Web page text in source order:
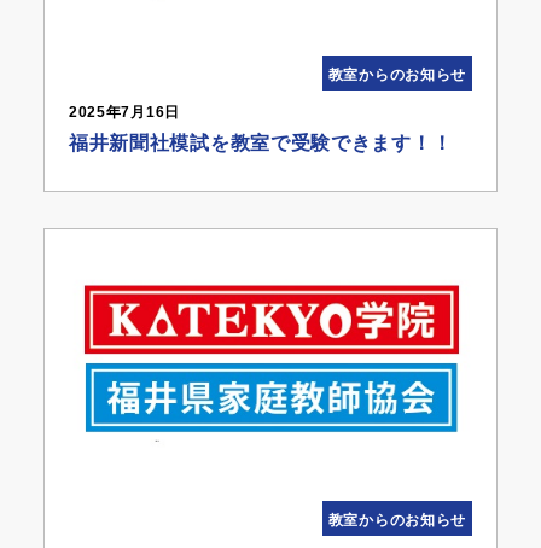
教室からのお知らせ
2025年7月16日
福井新聞社模試を教室で受験できます！！
教室からのお知らせ